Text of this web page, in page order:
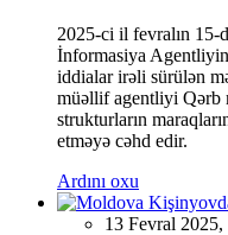
2025-ci il fevralın 15-
İnformasiya
iddialar irəli sürülən
müəllif agentliyi Qərb
strukturların
etməyə cəhd edir.
Ardını oxu
13 Fevral 2025,